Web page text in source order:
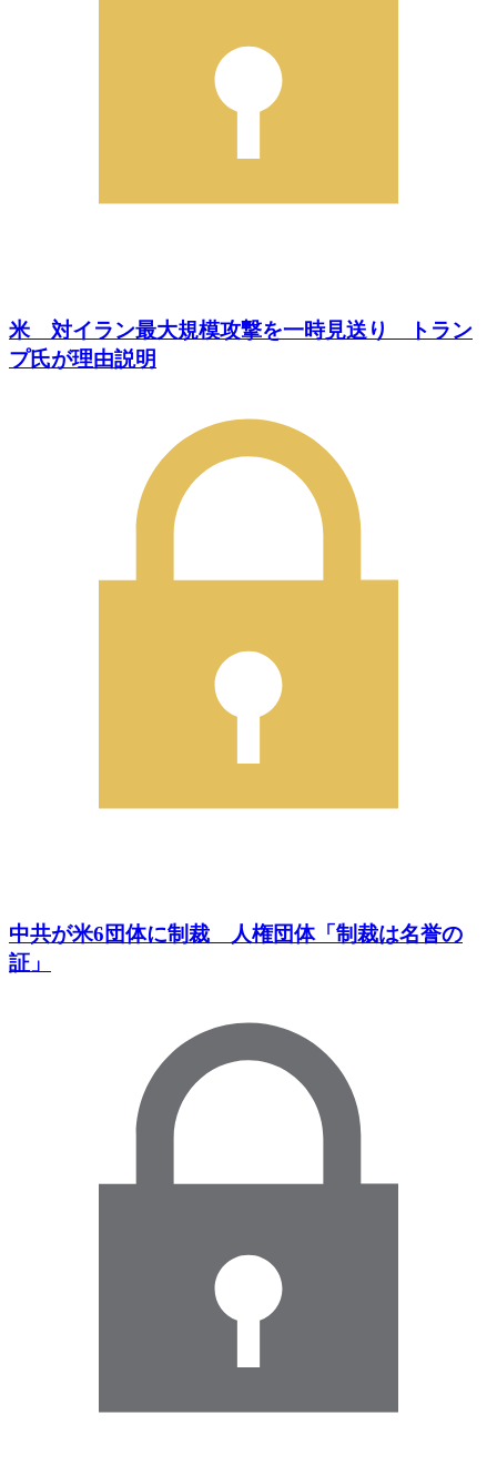
米 対イラン最大規模攻撃を一時見送り トラン
プ氏が理由説明
中共が米6団体に制裁 人権団体「制裁は名誉の
証」